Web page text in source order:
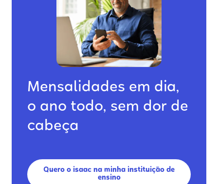
Mensalidades em dia,
o ano todo, sem dor de
cabeça
Quero o isaac na minha instituição de
ensino